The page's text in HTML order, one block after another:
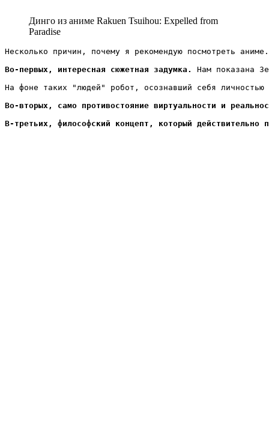
Динго из аниме Rakuen Tsuihou: Expelled from
Paradise
Несколько причин, почему я рекомендую посмотреть аниме.
Во-первых, интересная сюжетная задумка.
Нам показана
На фоне таких "людей" робот, осознавший себя
Во-вторых, само противостояние виртуальности и
В-третьих, философский концепт, который действительно